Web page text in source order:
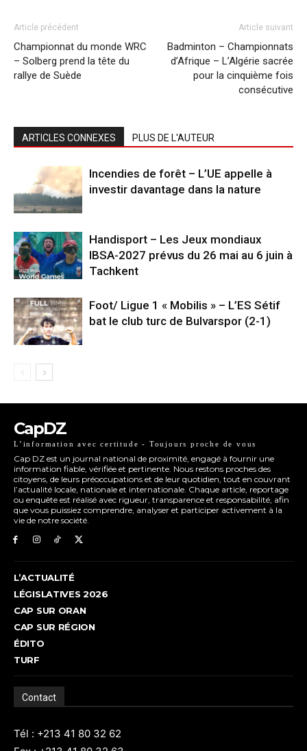
Article précédent
Championnat du monde WRC
– Solberg prend la tête du
rallye de Suède
Article suivant
Badminton – Championnats
d’Afrique – L’Algérie sacrée
pour la cinquième fois
consécutive
ARTICLES CONNEXES PLUS DE L'AUTEUR
Incendies de forêt – L’UE appelle à
investir davantage dans la nature
Handisport – Les Jeux mondiaux
IBSA-2027 prévus du 26 mai au 6 juin à
Tachkent
Foot/ Ligue 1 « Mobilis » – L’ES Sétif
bat le club turc de Bulvarspor (2-1)
CapDZ
L’information avec certitude - Toujours proche de vous
Cap DZ est un journal national de proximité, engagé à fournir une
information fiable, vérifiée et pertinente. Nous restons proches des
citoyens, de leurs préoccupations et de leur quotidien, tout en couvrant
l’actualité locale, nationale et internationale. Chaque article, reportage
ou enquête est réalisé avec rigueur, transparence et responsabilité, afin
que vous puissiez comprendre, analyser et participer activement à la
vie de notre société.
L’ACTUALITÉ
LÉGISLATIVES 2026
CAP SUR ORAN
CAP SUR RÉGION
ÉDITO
TURF
Contact
Tél : +213 41 80 32 62